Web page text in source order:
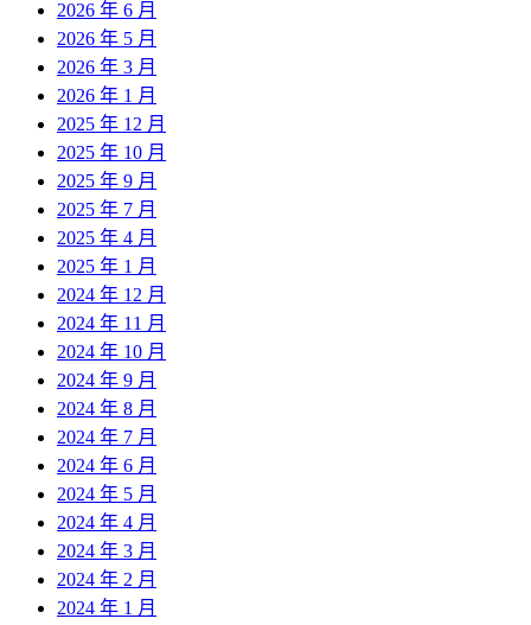
2026 年 6 月
2026 年 5 月
2026 年 3 月
2026 年 1 月
2025 年 12 月
2025 年 10 月
2025 年 9 月
2025 年 7 月
2025 年 4 月
2025 年 1 月
2024 年 12 月
2024 年 11 月
2024 年 10 月
2024 年 9 月
2024 年 8 月
2024 年 7 月
2024 年 6 月
2024 年 5 月
2024 年 4 月
2024 年 3 月
2024 年 2 月
2024 年 1 月